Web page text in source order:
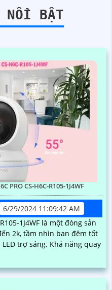
NỔI BẬT
PRO CS-H6C-R105-1J4WF
6/29/2024 11:09:42 AM
1J4WF là một đòng sản
2k, tầm nhìn ban đêm tốt
Khả năng quay